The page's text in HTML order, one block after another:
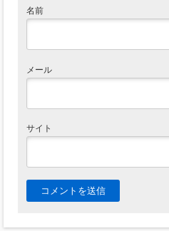
名前
メール
サイト